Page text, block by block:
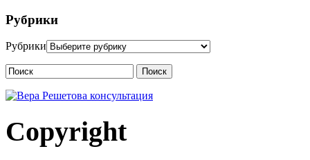
Рубрики
Рубрики
Поиск
Copyright